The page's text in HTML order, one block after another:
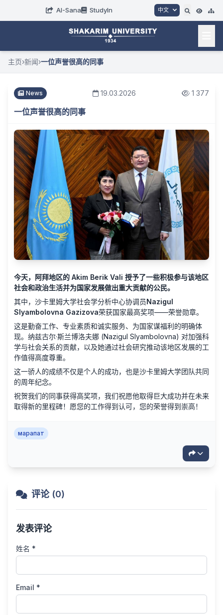
AI-Sana StudyIn 中文
主页›新闻›一位声誉很高的同事
News 19.03.2026 1 377
一位声誉很高的同事
今天，阿拜地区的 Akim Berik Vali 授予了一些积极参与该地区
社会和政治生活并为国家发展做出重大贡献的公民。
其中，沙卡里姆大学社会学分析中心协调员Nazigul
Slyambolovna Gazizova荣获国家最高奖项——荣誉勋章。
这是勤奋工作、专业素质和诚实服务、为国家谋福利的明确体
现。纳兹古尔·斯兰博洛夫娜 (Nazigul Slyambolovna) 对加强科
学与社会关系的贡献，以及她通过社会研究推动该地区发展的工
作值得高度尊重。
这一骄人的成绩不仅是个人的成功，也是沙卡里姆大学团队共同
的周年纪念。
祝贺我们的同事获得高奖项，我们祝愿他取得巨大成功并在未来
取得新的里程碑！愿您的工作得到认可，您的荣誉得到崇高！
марапат
评论 (0)
发表评论
姓名 *
Email *